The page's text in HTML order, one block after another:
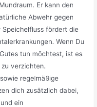
Er kann den
Abwehr gegen
Speichelfluss fördert die
Wenn Du
tun möchtest, ist es
verzichten.
sowie regelmäßige
dich zusätzlich dabei,
ein